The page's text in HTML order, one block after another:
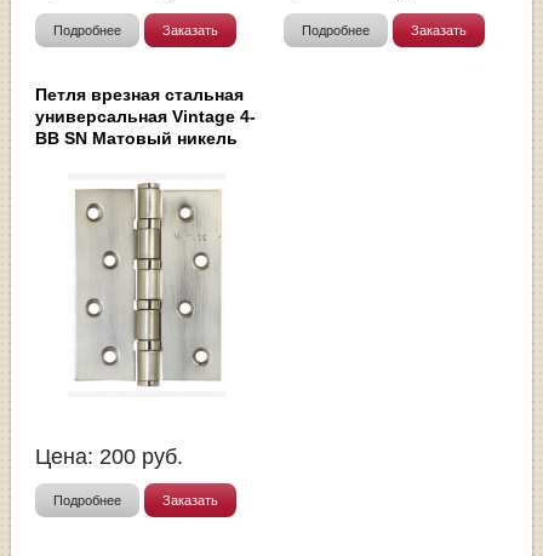
Подробнее Заказать Подробнее Заказать
Петля врезная стальная
универсальная Vintage 4-
BB SN Матовый никель
Цена: 200 руб.
Подробнее Заказать